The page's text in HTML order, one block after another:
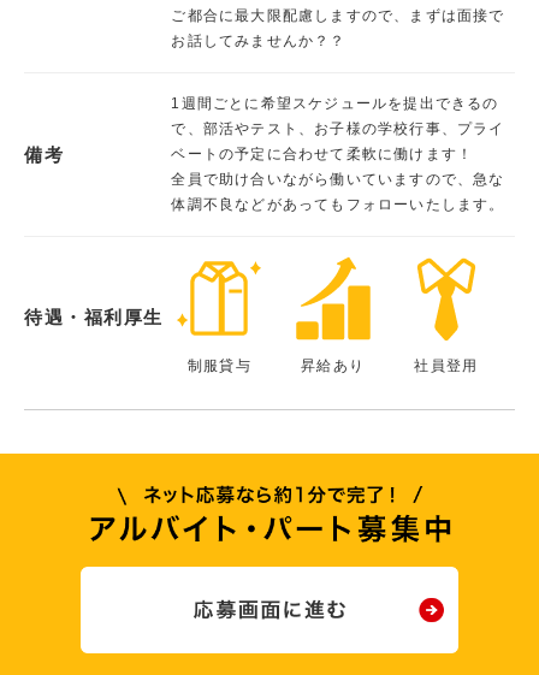
ご都合に最大限配慮しますので、まずは面接で
お話してみませんか？？
備考
1週間ごとに希望スケジュールを提出できるの
で、部活やテスト、お子様の学校行事、プライ
ベートの予定に合わせて柔軟に働けます！
全員で助け合いながら働いていますので、急な
体調不良などがあってもフォローいたします。
待遇・福利厚生
制服貸与 昇給あり 社員登用